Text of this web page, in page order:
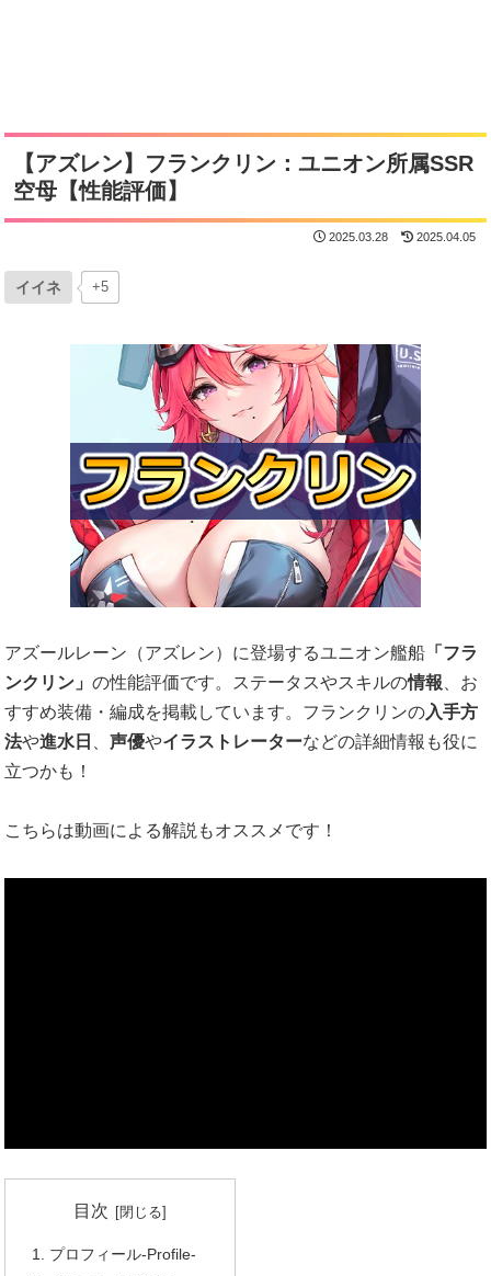
【アズレン】フランクリン：ユニオン所属SSR
空母【性能評価】
2025.03.28 2025.04.05
イイネ +5
アズールレーン（アズレン）に登場するユニオン艦船 「フラ
ンクリン」 の性能評価です。ステータスやスキルの情報 、お
すすめ装備・編成を掲載しています。フランクリンの入手方
法や進水日 声優やイラストレーターなどの詳細情報も役に
立つかも！
こちらは動画による解説もオススメです！
目次
プロフィール-Profile-